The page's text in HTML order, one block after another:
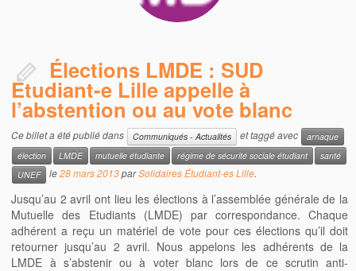
Élections LMDE : SUD
Etudiant-e Lille appelle à
l’abstention ou au vote blanc
Ce billet a été publié dans Communiqués - Actualités et taggé avec
arnaque
élection
LMDE mutuelle étudiante régime de sécurité sociale étudiant
santé
UNEF
le28 mars 2013parSolidaires Étudiant-es Lille.
Jusqu’au 2 avril ont lieu les élections à l’assemblée générale de la
Mutuelle des Etudiants (LMDE) par correspondance. Chaque
adhérent a reçu un matériel de vote pour ces élections qu’il doit
retourner jusqu’au 2 avril. Nous appelons les adhérents de la
LMDE à s’abstenir ou à voter blanc lors de ce scrutin anti-